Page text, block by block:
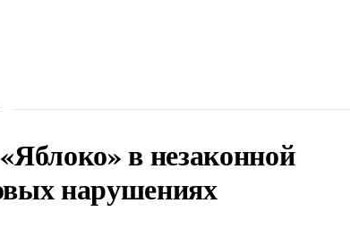
в незаконной
нарушениях